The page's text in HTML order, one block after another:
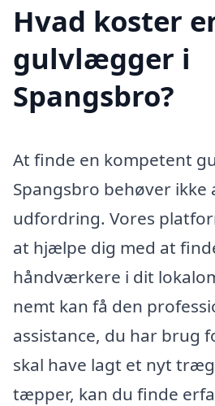
Hvad koster
gulvlægger i
Spangsbro?
At finde en kompetent
Spangsbro behøver
udfordring. Vores
at hjælpe dig med at
håndværkere i dit
nemt kan få den
assistance, du har brug
skal have lagt et nyt
tæpper, kan du finde